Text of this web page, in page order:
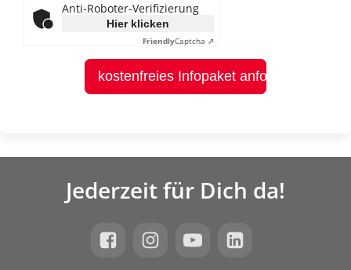
Anti-Roboter-Verifizierung
Hier klicken
FriendlyCaptcha ⇗
kostenfreies Infopaket anfordern
Jederzeit für Dich da!